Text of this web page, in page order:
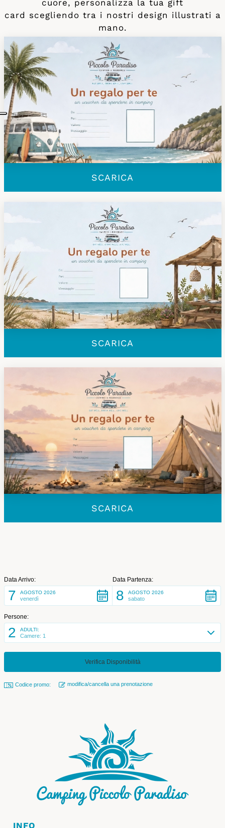
cuore, personalizza la tua gift
card scegliendo tra i nostri design illustrati a
mano.
SCARICA
SCARICA
SCARICA
Data Arrivo:
7 AGOSTO 2026
venerdì
Data Partenza:
8 AGOSTO 2026
sabato
Persone:
2 ADULTI:
Camere: 1
Codice promo: modifica/cancella una prenotazione
INFO